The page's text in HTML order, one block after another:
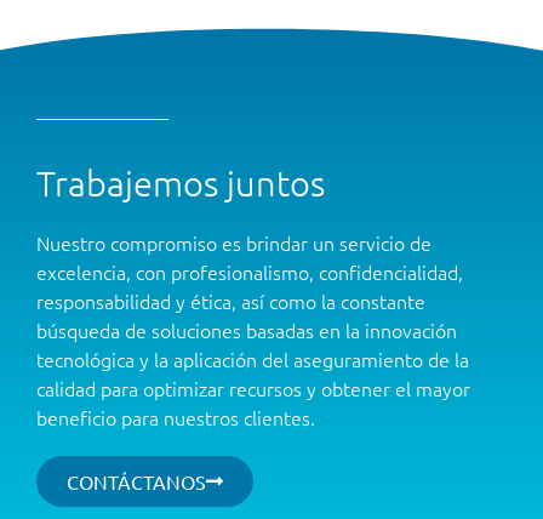
Trabajemos juntos
Nuestro compromiso es brindar un servicio de
excelencia, con profesionalismo, confidencialidad,
responsabilidad y ética, así como la constante
búsqueda de soluciones basadas en la innovación
tecnológica y la aplicación del aseguramiento de la
calidad para optimizar recursos y obtener el mayor
beneficio para nuestros clientes.
CONTÁCTANOS